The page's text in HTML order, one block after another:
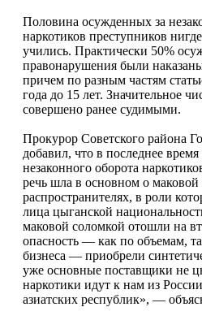
Половина осужденных за
наркотиков преступников
учились. Практически 50%
правонарушения были
причем по разным частям
года до 15 лет. Значительное
совершено ранее судимыми.
Прокурор Советского района
добавил, что в последнее
незаконного оборота
речь шла в основном о маковой
распространителях, в роли
лица цыганской
маковой соломкой отошли на
опасность — как по объемам,
бизнеса — приобрели
уже основные поставщики не
наркотики идут к нам из
азиатских республик», —